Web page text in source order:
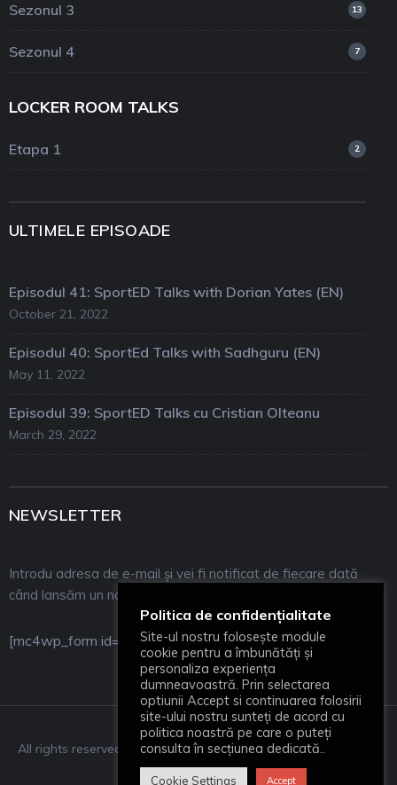
Sezonul 3 13
Sezonul 4 7
LOCKER ROOM TALKS
Etapa 1 2
ULTIMELE EPISOADE
Episodul 41: SportED Talks with Dorian Yates (EN)
October 21, 2022
Episodul 40: SportEd Talks with Sadhguru (EN)
May 11, 2022
Episodul 39: SportED Talks cu Cristian Olteanu
March 29, 2022
NEWSLETTER
Introdu adresa de e-mail și vei fi notificat de fiecare dată
când lansăm un nou episod! Mulțumim!
[mc4wp_form id="21"]
All rights reserved (C) SportED Talks 2022
Politica de confidențialitate
Site-ul nostru folosește module
cookie pentru a îmbunătăți și
personaliza experiența
dumneavoastră. Prin selectarea
optiunii Accept si continuarea folosirii
site-ului nostru sunteți de acord cu
politica noastră pe care o puteți
consulta în secțiunea dedicată..
Cookie Settings Accept